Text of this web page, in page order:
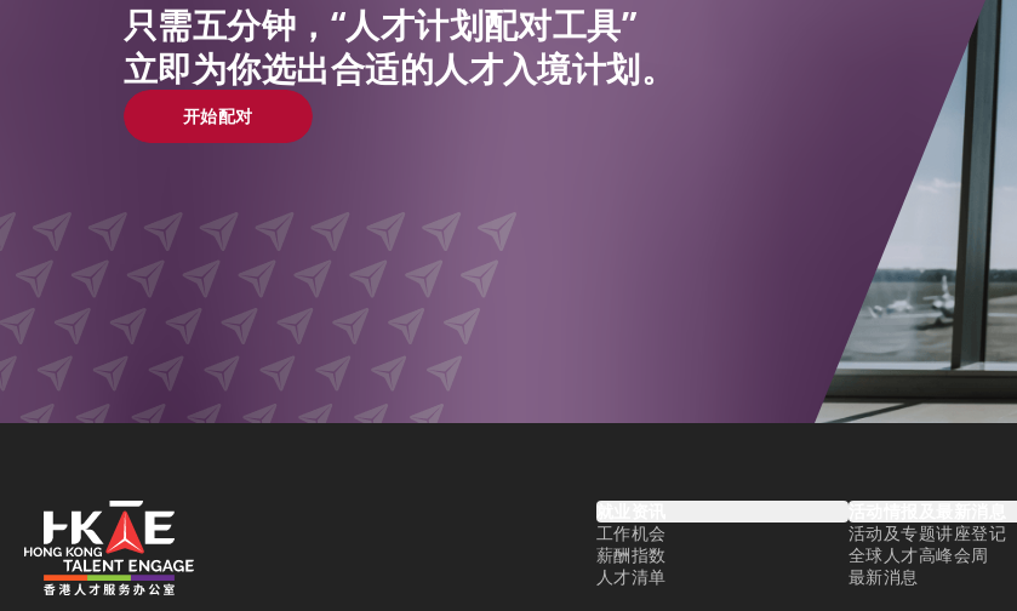
只需五分钟，“人才计划配对工具”
立即为你选出合适的人才入境计划。
开始配对
开始配对
就业资讯
工作机会
薪酬指数
人才清单
活动情报及最新消息
活动及专题讲座登记
全球人才高峰会周
最新消息